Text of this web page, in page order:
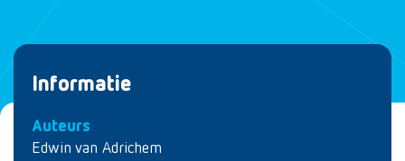
Informatie
Auteurs
Edwin van Adrichem